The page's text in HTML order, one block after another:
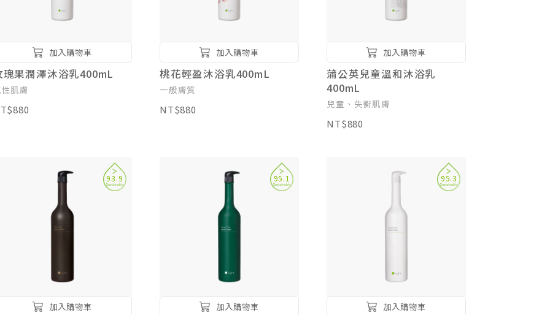
加入購物車
瑰果潤澤沐浴乳400mL
肌膚
加入購物車
桃花輕盈沐浴乳400mL
一般膚質
NT$880
加入購物車
蒲公英兒童溫和沐浴乳
400mL
兒童、失衡肌膚
NT$880
93.9
加入購物車
95.1
加入購物車
95.3
加入購物車